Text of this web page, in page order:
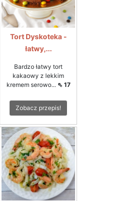
Tort Dyskoteka -
łatwy,...
Bardzo łatwy tort
kakaowy z lekkim
kremem serowo... ⇖ 17
Zobacz przepis!